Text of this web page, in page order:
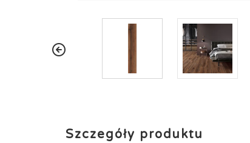
Szczegóły produktu